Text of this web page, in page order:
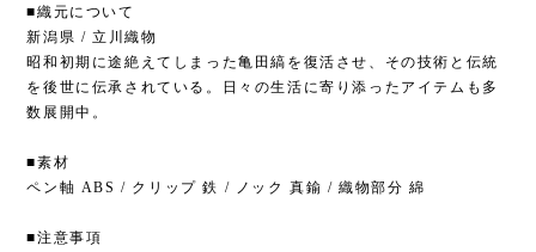
■織元について
新潟県 / 立川織物
昭和初期に途絶えてしまった亀田縞を復活させ、その技術と伝統
を後世に伝承されている。日々の生活に寄り添ったアイテムも多
数展開中。
■素材
ペン軸 ABS / クリップ 鉄 / ノック 真鍮 / 織物部分 綿
■注意事項